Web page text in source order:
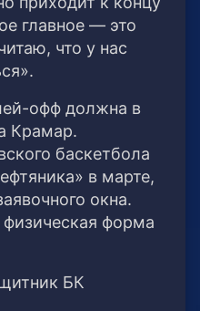
главное — это
что у нас
офф должна в
Крамар.
баскетбола
в марте,
окна.
форма
БК